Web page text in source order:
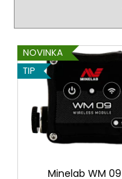
r
o
d
V
ý
p
NOVINKA
TIP
Minelab WM 09
D
o
p